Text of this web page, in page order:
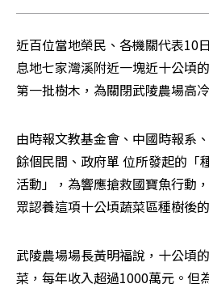
近百位當地榮民、各機關代表10
息地七家灣溪附近一塊近十公頃
第一批樹木，為關閉武陵農場高
由時報文教基金會、中國時報系
餘個民間、政府單 位所發起的「
活動」，為響應搶救國寶魚行動
眾認養這項十公頃蔬菜區種樹後
武陵農場場長黃明福說，十公頃
菜，每年收入超過1000萬元。但